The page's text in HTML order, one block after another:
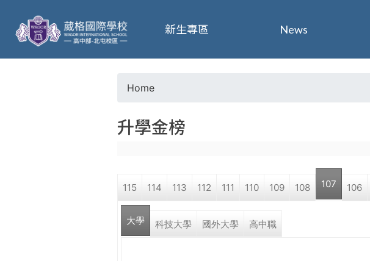
葳
格
o
a
r
Home
升學金榜
115 114 113 112 111 110 109 108 107 106
大學 科技大學 國外大學 高中職
新生專區 News